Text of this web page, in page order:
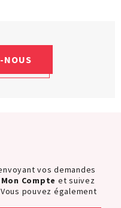
NOUS
vos demandes
Mon Compte et suivez
pouvez également